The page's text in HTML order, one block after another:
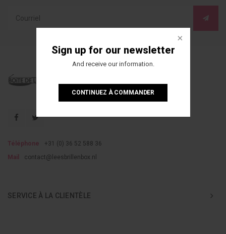
Sign up for our newsletter
And receive our information.
CONTINUEZ À COMMANDER
Téléphone
+31 (0) 36 52 588 36
Mail
contact@leesbrillenbox.nl
SERVICE À LA CLIENTÈLE